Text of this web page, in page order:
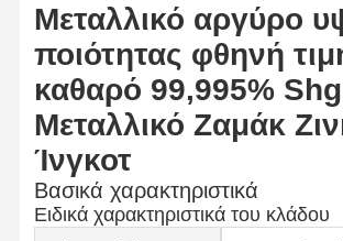
Μεταλλικό αργύρο
ποιότητας φθηνή
καθαρό 99,995% Shg
Μεταλλικό Ζαμάκ
Ίνγκοτ
Βασικά χαρακτηριστικά
Ειδικά χαρακτηριστικά του κλάδου